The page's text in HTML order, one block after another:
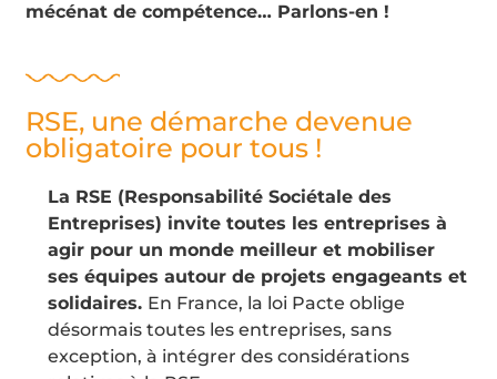
mécénat de compétence… Parlons-en !
RSE, une démarche devenue
obligatoire pour tous !
La RSE (Responsabilité Sociétale des
Entreprises) invite toutes les entreprises à
agir pour un monde meilleur et mobiliser
ses équipes autour de projets engageants et
solidaires. En France, la loi Pacte oblige
désormais toutes les entreprises, sans
exception, à intégrer des considérations